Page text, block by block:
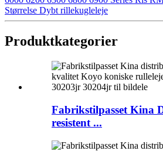
Størrelse Dybt rillekugleleje
Produktkategorier
Fabrikstilpasset Kina
resistent ...